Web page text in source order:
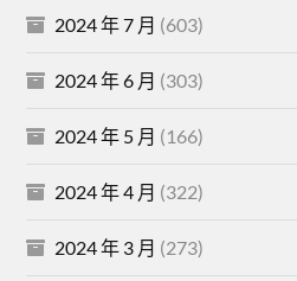
2024 年 7 月 (603)
2024 年 6 月 (303)
2024 年 5 月 (166)
2024 年 4 月 (322)
2024 年 3 月 (273)